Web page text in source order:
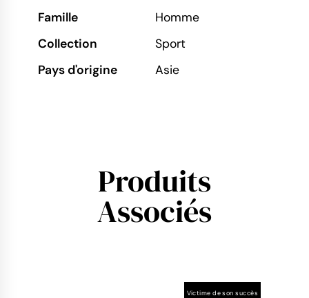
Famille
Homme
Collection
Sport
Pays d'origine
Asie
Produits
Associés
Victime de son succès